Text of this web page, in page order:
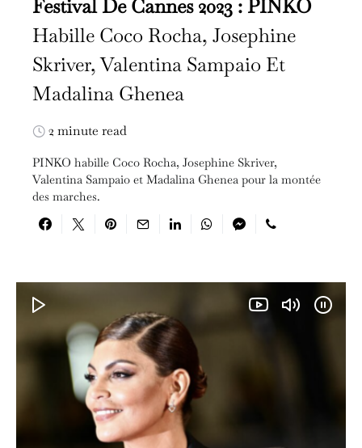
Festival De Cannes 2023 : PINKO
Habille Coco Rocha, Josephine
Skriver, Valentina Sampaio Et
Madalina Ghenea
2 minute read
PINKO habille Coco Rocha, Josephine Skriver,
Valentina Sampaio et Madalina Ghenea pour la montée
des marches.